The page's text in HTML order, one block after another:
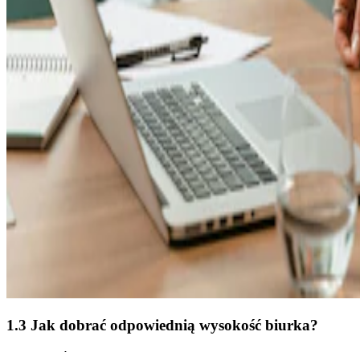
1.3 Jak dobrać odpowiednią wysokość biurka?